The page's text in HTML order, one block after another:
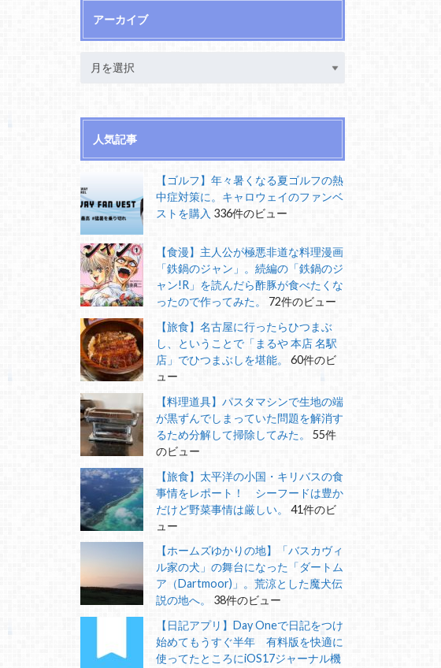
アーカイブ
人気記事
【ゴルフ】年々暑くなる夏ゴルフの熱
中症対策に。キャロウェイのファンベ
ストを購入 336件のビュー
【食漫】主人公が極悪非道な料理漫画
「鉄鍋のジャン」。続編の「鉄鍋のジ
ャン!R」を読んだら酢豚が食べたくな
ったので作ってみた。
72件のビュー
【旅食】名古屋に行ったらひつまぶ
し、ということで「まるや 本店 名駅
店」でひつまぶしを堪能。
60件のビ
ュー
【料理道具】パスタマシンで生地の端
が黒ずんでしまっていた問題を解消す
るため分解して掃除してみた。
55件
のビュー
【旅食】太平洋の小国・キリバスの食
事情をレポート！ シーフードは豊か
だけど野菜事情は厳しい。
41件のビ
ュー
【ホームズゆかりの地】「バスカヴィ
ル家の犬」の舞台になった「ダートム
ア（Dartmoor)」。荒涼とした魔犬伝
説の地へ。
38件のビュー
【日記アプリ】Day Oneで日記をつけ
始めてもうすぐ半年 有料版を快適に
使ってたところにiOS17ジャーナル機